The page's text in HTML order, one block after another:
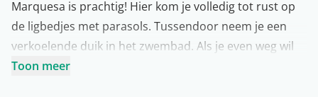
Marquesa is prachtig! Hier kom je volledig tot rust op
de ligbedjes met parasols. Tussendoor neem je een
verkoelende duik in het zwembad. Als je even weg wil
van het dakterras, biedt Hotel Marquesa de ideale
Toon meer